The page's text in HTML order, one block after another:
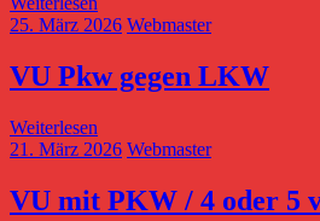
25. März 2026 Webmaster
VU Pkw gegen LKW
Weiterlesen
21. März 2026 Webmaster
VU mit PKW / 4 oder 5